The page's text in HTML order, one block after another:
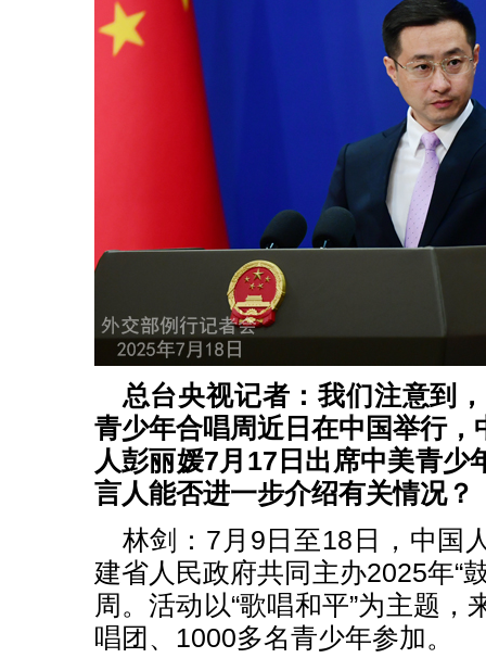
总台央视记者：我们注意到
青少年合唱周近日在中国举行，
人彭丽媛7月17日出席中美青少
言人能否进一步介绍有关情况？
林剑：7月9日至18日，中国
建省人民政府共同主办2025年“
周。活动以“歌唱和平”为主题
唱团、1000多名青少年参加。